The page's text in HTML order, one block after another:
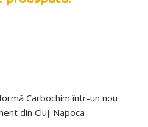
Carbochim într-un nou
din Cluj-Napoca